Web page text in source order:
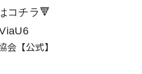
コチラ🔻
【公式】